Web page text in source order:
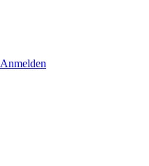
Anmelden